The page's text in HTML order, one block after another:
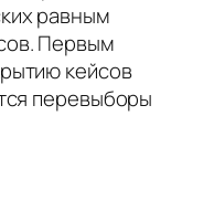
равным
Первым
кейсов
перевыборы